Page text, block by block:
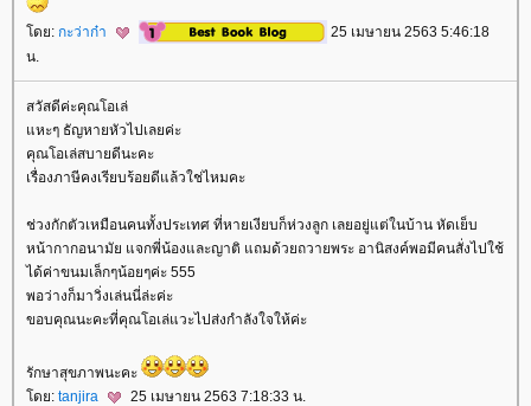
ดย: กะว่าก๋า
25 เมษายน 2563 5:46:18
น.
สวัสดีค่ะคุณโอเล่
หะๆ ธัญหายหัวไปเลยค่ะ
คุณโอเล่สบายดีนะคะ
เรื่องภาษีคงเรียบร้อยดีแล้วใช่ไหมคะ
ช่วงกักตัวเหมือนคนทั้งประเทศ ที่หายเงียบก็ห่วงลูก เลยอยู่แต่ในบ้าน หัดเย็บ
หน้ากากอนามัย แจกพี่น้องและญาติ แถมด้วยถวายพระ อานิสงค์พอมีคนสั่งไปใช้
ได้ค่าขนมเล็กๆน้อยๆค่ะ 555
พอว่างก็มาวิ่งเล่นนี่ล่ะค่ะ
ขอบคุณนะคะที่คุณโอเล่แวะไปส่งกำลังใจให้ค่ะ
รักษาสุขภาพนะคะ
ดย: tanjira 25 เมษายน 2563 7:18:33 น.